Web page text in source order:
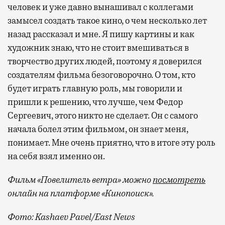
человек и уже давно вынашивал с коллегами
замысел создать такое кино, о чем несколько лет
назад рассказал и мне. Я пишу картины и как
художник знаю, что не стоит вмешиваться в
творчество других людей, поэтому я доверился
создателям фильма безоговорочно. О том, кто
будет играть главную роль, мы говорили и
пришли к решению, что лучше, чем Федор
Сергеевич, этого никто не сделает. Он с самого
начала болел этим фильмом, он знает меня,
понимает. Мне очень приятно, что в итоге эту роль
на себя взял именно он.
Фильм «Повелитель ветра» можнопосмотреть
онлайн на платформе «Кинопоиск».
Фото: Kashaev Pavel/East News